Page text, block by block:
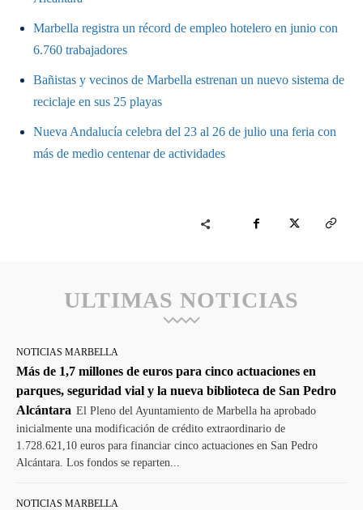
Marbella registra un récord de empleo hotelero en junio con
6.760 trabajadores
Bañistas y vecinos de Marbella estrenan un nuevo sistema de
reciclaje en sus 25 playas
Nueva Andalucía celebra del 23 al 26 de julio una feria con
más de medio centenar de actividades
ULTIMAS NOTICIAS
NOTICIAS MARBELLA
Más de 1,7 millones de euros para cinco actuaciones en
parques, seguridad vial y la nueva biblioteca de San Pedro
Alcántara El Pleno del Ayuntamiento de Marbella ha aprobado
inicialmente una modificación de crédito extraordinario de
1.728.621,10 euros para financiar cinco actuaciones en San Pedro
Alcántara. Los fondos se reparten...
NOTICIAS MARBELLA